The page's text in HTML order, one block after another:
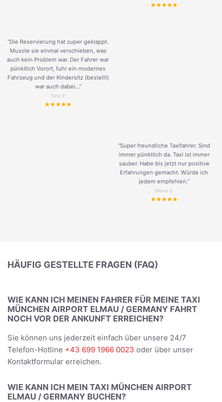
“Die Reservierung hat super geklappt.
Musste sie einmal verschieben, was
auch kein Problem war. Der Fahrer war
pünktlich Vorort, fuhr ein modernes
Fahrzeug und der Kindersitz (bestellt)
war auch dabei...”
Yuriy P.
“Super freundliche Taxifahrer. Sind
immer pünktlich da. Taxi ist immer
sauber. Habe bis jetzt nur positive
Erfahrungen gemacht. Würde ich
jedem empfehlen.”
Merve S.
HÄUFIG GESTELLTE FRAGEN (FAQ)
WIE KANN ICH MEINEN FAHRER FÜR MEINE TAXI
MÜNCHEN AIRPORT ELMAU / GERMANY FAHRT
NOCH VOR DER ANKUNFT ERREICHEN?
Sie können uns jederzeit einfach über unsere 24/7
Telefon-Hotline +43 699 1966 0023 oder über unser
Kontaktformular erreichen.
WIE KANN ICH MEIN TAXI MÜNCHEN AIRPORT
ELMAU / GERMANY BUCHEN?